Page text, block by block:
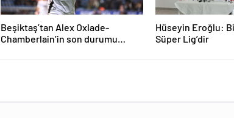
Beşiktaş’tan Alex Oxlade-
Chamberlain’in son durumu
Hüseyin Eroğlu:
Süper Lig’dir